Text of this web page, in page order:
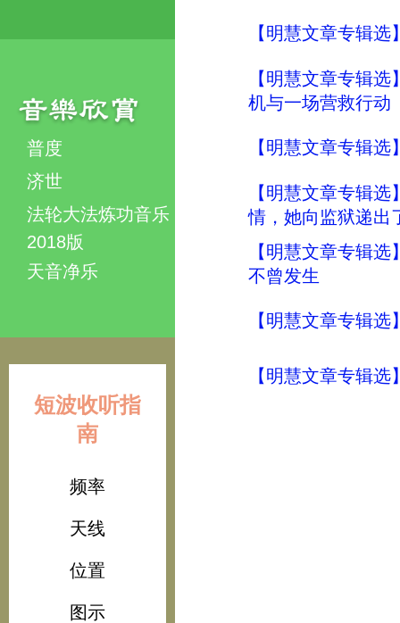
普度
济世
法轮大法炼功音乐
2018版
天音净乐
短波收听指
南
频率
天线
位置
图示
【明慧文章专辑
【明慧文章专辑
机与一场营救行动
【明慧文章专辑
【明慧文章专辑
情，她向监狱递出
【明慧文章专辑
不曾发生
【明慧文章专辑
【明慧文章专辑